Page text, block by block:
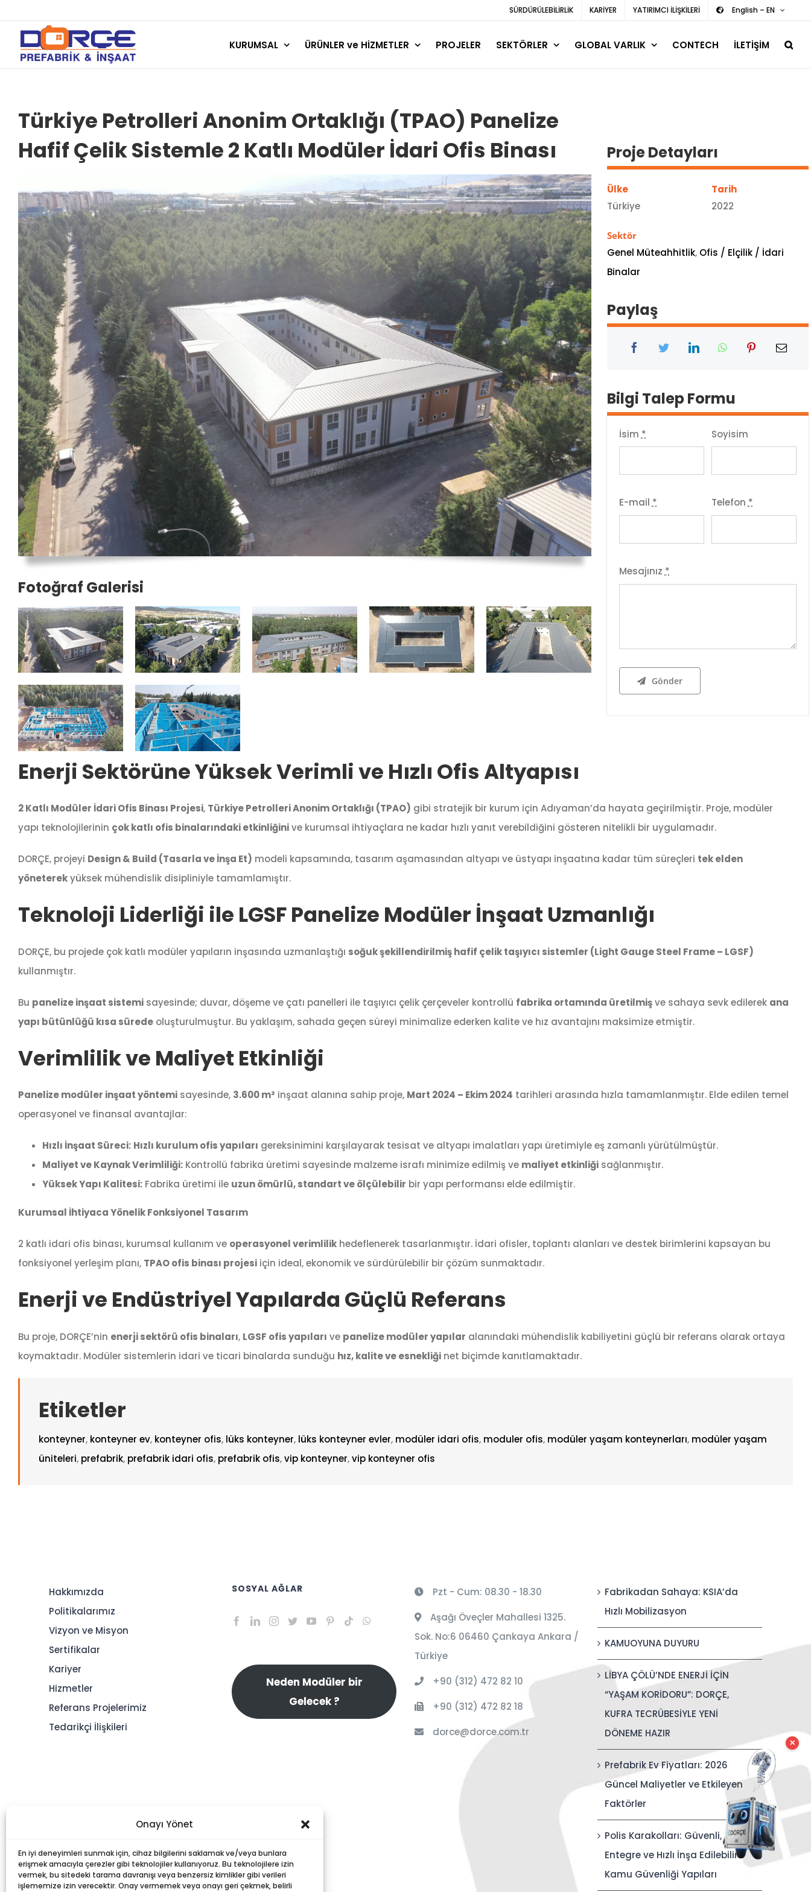
Onayı Yönet
En iyi deneyimleri sunmak için, cihaz bilgilerini saklamak ve/veya bunlara
erişmek amacıyla çerezler gibi teknolojiler kullanıyoruz. Bu teknolojilere izin
vermek, bu sitedeki tarama davranışı veya benzersiz kimlikler gibi verileri
işlememize izin verecektir. Onay vermemek veya onayı geri çekmek, belirli
content
SÜRDÜRÜLEBİLİRLİK KARİYER YATIRIMCI İLİŞKİLERİ English – EN
KURUMSAL ÜRÜNLER ve HİZMETLER PROJELER SEKTÖRLER GLOBAL VARLIK CONTECH İLETİŞİM
Türkiye Petrolleri Anonim Ortaklığı (TPAO) Panelize
Hafif Çelik Sistemle 2 Katlı Modüler İdari Ofis Binası
Fotoğraf Galerisi
Proje Detayları
Ülke
Türkiye
Tarih
2022
Sektör
Genel Müteahhitlik, Ofis / Elçilik / İdari
Binalar
Paylaş
Bilgi Talep Formu
İsim *
E-mail*
Soyisim
Telefon*
Mesajınız *
Gönder
Enerji Sektörüne Yüksek Verimli ve Hızlı Ofis Altyapısı
2 Katlı Modüler İdari Ofis Binası Projesi, Türkiye Petrolleri Anonim Ortaklığı (TPAO) gibi stratejik bir kurum için Adıyaman’da hayata geçirilmiştir. Proje, modüler
yapı teknolojilerinin çok katlı ofis binalarındaki etkinliğinive kurumsal ihtiyaçlara ne kadar hızlı yanıt verebildiğini gösteren nitelikli bir uygulamadır.
DORÇE, projeyi Design & Build (Tasarla ve İnşa Et) modeli kapsamında, tasarım aşamasından altyapı ve üstyapı inşaatına kadar tüm süreçleri tek elden
yöneterekyüksek mühendislik disipliniyle tamamlamıştır.
Teknoloji Liderliği ile LGSF Panelize Modüler İnşaat Uzmanlığı
DORÇE, bu projede çok katlı modüler yapıların inşasında uzmanlaştığı soğuk şekillendirilmiş hafif çelik taşıyıcı sistemler (Light Gauge Steel Frame – LGSF)
kullanmıştır.
Bu panelize inşaat sistemisayesinde; duvar, döşeme ve çatı panelleri ile taşıyıcı çelik çerçeveler kontrollü fabrika ortamında üretilmişve sahaya sevk edilerek ana
yapı bütünlüğü kısa süredeoluşturulmuştur. Bu yaklaşım, sahada geçen süreyi minimalize ederken kalite ve hız avantajını maksimize etmiştir.
Verimlilik ve Maliyet Etkinliği
Panelize modüler inşaat yöntemisayesinde, 3.600 m² inşaat alanına sahip proje, Mart 2024 – Ekim 2024 tarihleri arasında hızla tamamlanmıştır. Elde edilen temel
operasyonel ve finansal avantajlar:
Hızlı İnşaat Süreci: Hızlı kurulum ofis yapıları gereksinimini karşılayarak tesisat ve altyapı imalatları yapı üretimiyle eş zamanlı yürütülmüştür.
Maliyet ve Kaynak Verimliliği:Kontrollü fabrika üretimi sayesinde malzeme israfı minimize edilmiş ve maliyet etkinliğisağlanmıştır.
Yüksek Yapı Kalitesi:Fabrika üretimi ile uzun ömürlü, standart ve ölçülebilir bir yapı performansı elde edilmiştir.
Kurumsal İhtiyaca Yönelik Fonksiyonel Tasarım
2 katlı idari ofis binası, kurumsal kullanım ve operasyonel verimlilikhedeflenerek tasarlanmıştır. İdari ofisler, toplantı alanları ve destek birimlerini kapsayan bu
fonksiyonel yerleşim planı, TPAO ofis binası projesiiçin ideal, ekonomik ve sürdürülebilir bir çözüm sunmaktadır.
Enerji ve Endüstriyel Yapılarda Güçlü Referans
Bu proje, DORÇE’nin enerji sektörü ofis binaları, LGSF ofis yapıları ve panelize modüler yapılar alanındaki mühendislik kabiliyetini güçlü bir referans olarak ortaya
koymaktadır. Modüler sistemlerin idari ve ticari binalarda sunduğu hız, kalite ve esnekliğinet biçimde kanıtlamaktadır.
Etiketler
konteyner, konteyner ev, konteyner ofis, lüks konteyner, lüks konteyner evler, modüler idari ofis, moduler ofis, modüler yaşam konteynerları, modüler yaşam
üniteleri, prefabrik, prefabrik idari ofis, prefabrik ofis,vip konteyner,vip konteyner ofis
Hakkımızda
Politikalarımız
Vizyon ve Misyon
Sertifikalar
Kariyer
Hizmetler
Referans Projelerimiz
Tedarikçi İlişkileri
SOSYAL AĞLAR
Neden Modüler bir
Gelecek ?
Pzt - Cum: 08.30 - 18.30
Aşağı Öveçler Mahallesi 1325.
Sok. No:6 06460 Çankaya Ankara /
Türkiye
+90 (312) 472 82 10
+90 (312) 472 82 18
dorce@dorce.com.tr
Fabrikadan Sahaya: KSIA’da
Hızlı Mobilizasyon
KAMUOYUNA DUYURU
LİBYA ÇÖLÜ’NDE ENERJİ İÇİN
“YAŞAM KORİDORU”: DORÇE,
KUFRA TECRÜBESİYLE YENİ
DÖNEME HAZIR
Prefabrik Ev Fiyatları: 2026
Güncel Maliyetler ve Etkileyen
Faktörler
Polis Karakolları: Güvenli,
Entegre ve Hızlı İnşa Edilebilir
Kamu Güvenliği Yapıları
✕